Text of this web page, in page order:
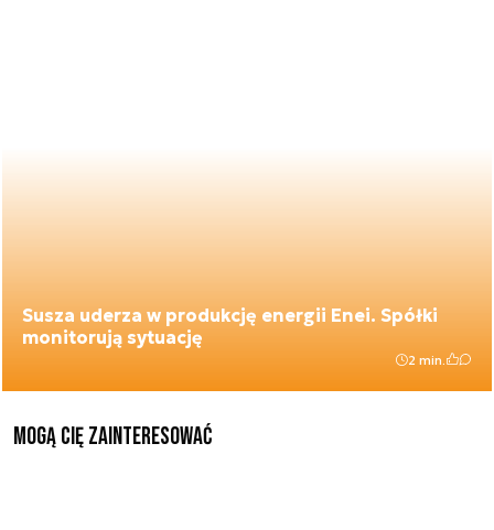
Susza uderza w produkcję energii Enei. Spółki
monitorują sytuację
2 min.
Mogą Cię zainteresować